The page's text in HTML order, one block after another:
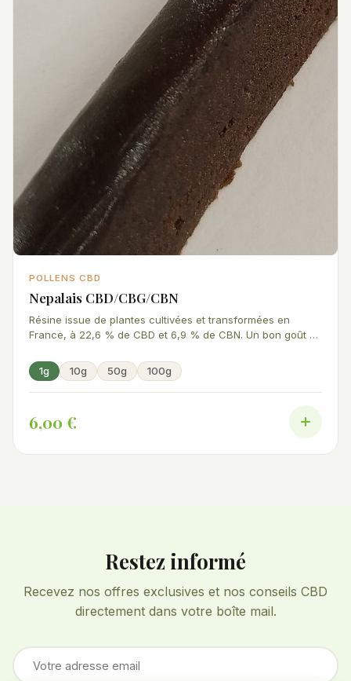
POLLENS CBD
Nepalais CBD/CBG/CBN
Résine issue de plantes cultivées et transformées en
France, à 22,6 % de CBD et 6,9 % de CBN. Un bon goût de
1g
10g 50g 100g
6,00 €
Restez informé
Recevez nos offres exclusives et nos conseils CBD
directement dans votre boîte mail.